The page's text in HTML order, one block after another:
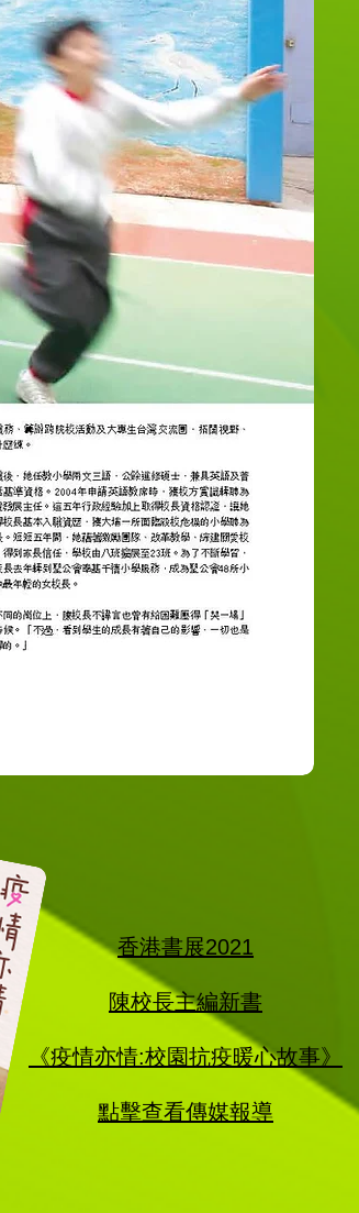
香港書展2021
陳校長主編新書
《疫情亦情:校園抗疫暖心故事》
​點擊查看傳媒報導